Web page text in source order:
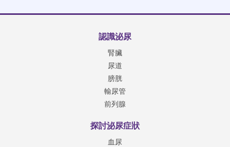
認識泌尿
腎臟
尿道
膀胱
輸尿管
前列腺
探討泌尿症狀
血尿